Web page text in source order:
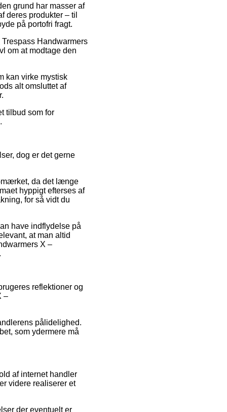
grund har masser af
produkter – til
på portofri fragt.
Handwarmers
om at modtage den
kan virke mystisk
alt omsluttet af
tilbud som for
dog er det gerne
mærket, da det længe
hyppigt efterses af
for så vidt du
have indflydelse på
at man altid
X –
reflektioner og
–
pålidelighed.
som ydermere må
af internet handler
videre realiserer et
der eventuelt er